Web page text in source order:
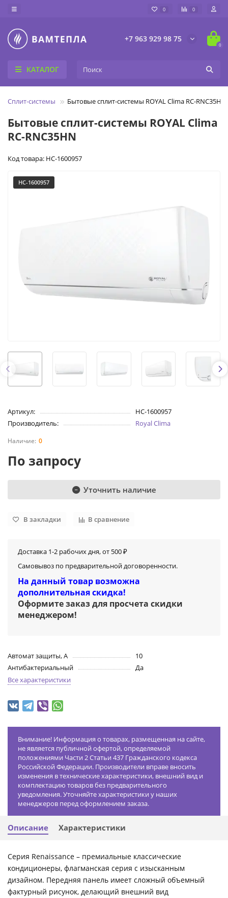
0 0
+7 963 929 98 75
0
КАТАЛОГ
Сплит-системы Бытовые сплит-системы ROYAL Clima RC-RNС35HN
Бытовые сплит-системы ROYAL Clima
RC-RNС35HN
Код товара: НС-1600957
НС-1600957
Артикул:
НС-1600957
Производитель:
Royal Clima
0
По запросу
Уточнить наличие
В закладки В сравнение
Доставка 1-2 рабочих дня, от 500 ₽
Самовывоз по предварительной договоренности.
На данный товар возможна
дополнительная скидка!
Оформите заказ для просчета скидки
менеджером!
Автомат защиты, А
10
Антибактериальный
Да
Все характеристики
Внимание! Информация о товарах, размещенная на сайте,
не является публичной офертой, определяемой
положениями Части 2 Статьи 437 Гражданского кодекса
Российской Федерации. Производители вправе вносить
изменения в технические характеристики, внешний вид и
комплектацию товаров без предварительного
уведомления. Уточняйте характеристики у наших
менеджеров перед оформлением заказа.
Описание Характеристики
Серия Renaissance – премиальные классические
кондиционеры, флагманская серия с изысканным
дизайном. Передняя панель имеет сложный объемный
фактурный рисунок, делающий внешний вид